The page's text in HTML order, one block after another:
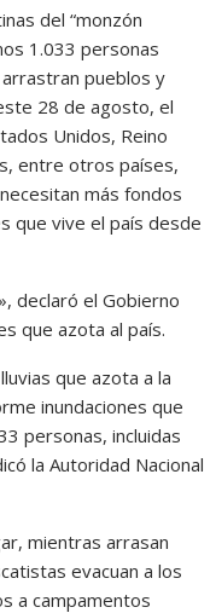
del “monzón
1.033 personas
pueblos y
28 de agosto, el
Unidos, Reino
entre otros países,
más fondos
que vive el país desde
declaró el Gobierno
que azota al país.
que azota a la
inundaciones que
personas, incluidas
la Autoridad Nacional
mientras arrasan
evacuan a los
a campamentos